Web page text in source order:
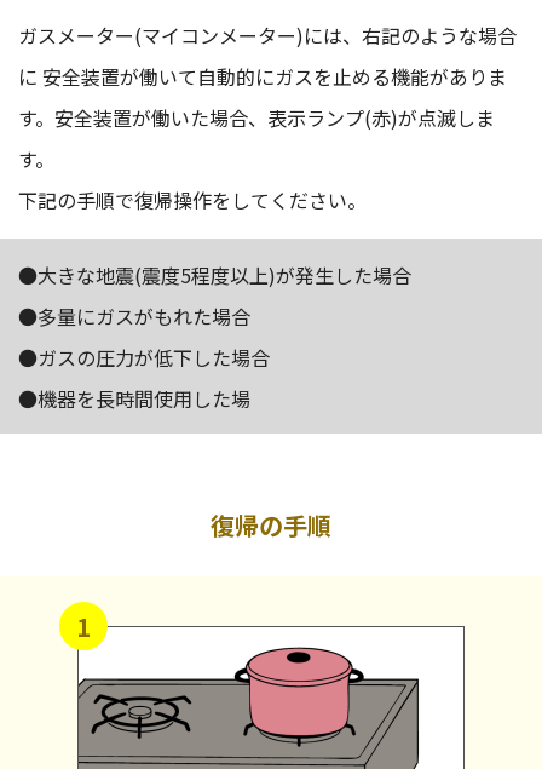
ガスメーター(マイコンメーター)には、右記のような場合
に 安全装置が働いて自動的にガスを止める機能がありま
す。安全装置が働いた場合、表示ランプ(赤)が点滅しま
す。
下記の手順で復帰操作をしてください。
●大きな地震(震度5程度以上)が発生した場合
●多量にガスがもれた場合
●ガスの圧力が低下した場合
●機器を長時間使用した場
復帰の手順
1